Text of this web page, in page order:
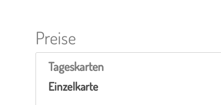
Preise
Tageskarten
Einzelkarte